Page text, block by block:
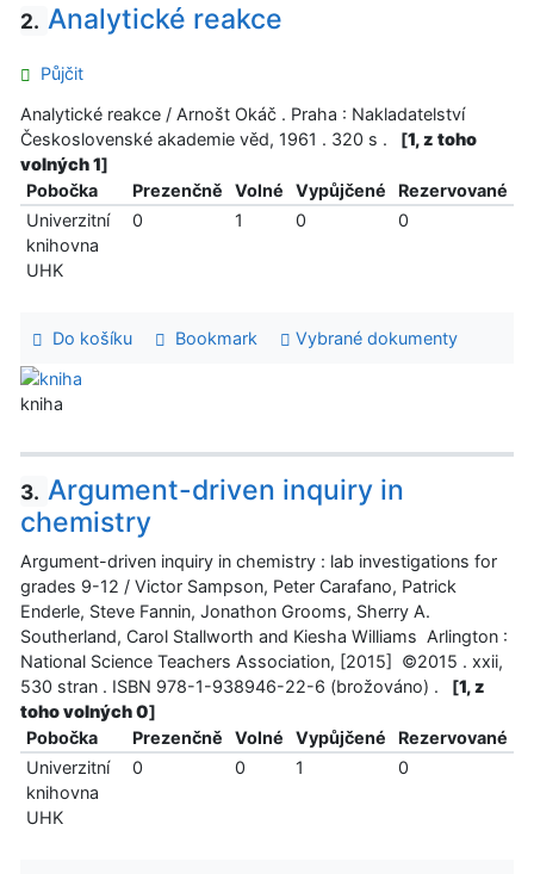
2. Analytické reakce
Půjčit
Analytické reakce / Arnošt Okáč . Praha : Nakladatelství
Československé akademie věd, 1961 . 320 s .
[1, z toho
volných 1]
Pobočka
Prezenčně Volné Vypůjčené
Rezervované
Univerzitní
knihovna
UHK
0 1 0 0
Do košíku Bookmark Vybrané dokumenty
kniha
3. Argument-driven inquiry in
chemistry
Argument-driven inquiry in chemistry : lab investigations for
grades 9-12 / Victor Sampson, Peter Carafano, Patrick
Enderle, Steve Fannin, Jonathon Grooms, Sherry A.
Southerland, Carol Stallworth and Kiesha Williams Arlington :
National Science Teachers Association, [2015] ©2015 . xxii,
530 stran . ISBN 978-1-938946-22-6 (brožováno) .
[1, z
toho volných 0]
Pobočka
Prezenčně Volné Vypůjčené
Rezervované
Univerzitní
knihovna
UHK
0 0 1 0